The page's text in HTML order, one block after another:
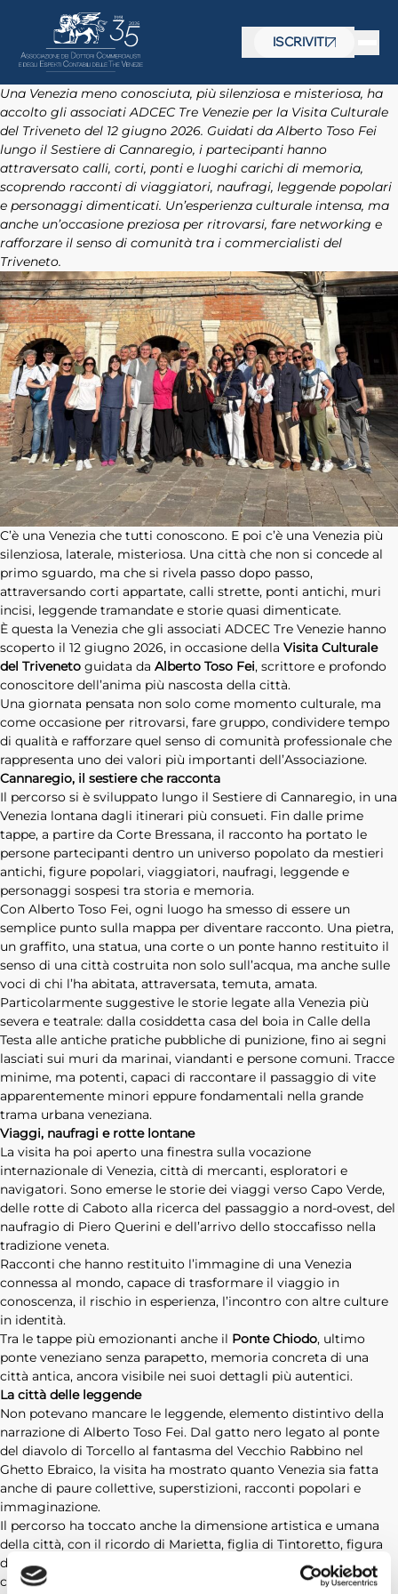
ISCRIVITI
Una Venezia meno conosciuta, più silenziosa e misteriosa, ha
accolto gli associati ADCEC Tre Venezie per la Visita Culturale
del Triveneto del 12 giugno 2026. Guidati da Alberto Toso Fei
lungo il Sestiere di Cannaregio, i partecipanti hanno
attraversato calli, corti, ponti e luoghi carichi di memoria,
scoprendo racconti di viaggiatori, naufragi, leggende popolari
e personaggi dimenticati. Un’esperienza culturale intensa, ma
anche un’occasione preziosa per ritrovarsi, fare networking e
rafforzare il senso di comunità tra i commercialisti del
Triveneto.
C’è una Venezia che tutti conoscono. E poi c’è una Venezia più
silenziosa, laterale, misteriosa. Una città che non si concede al
primo sguardo, ma che si rivela passo dopo passo,
attraversando corti appartate, calli strette, ponti antichi, muri
incisi, leggende tramandate e storie quasi dimenticate.
È questa la Venezia che gli associati ADCEC Tre Venezie hanno
scoperto il 12 giugno 2026, in occasione della Visita Culturale
del Triveneto guidata da Alberto Toso Fei, scrittore e profondo
conoscitore dell’anima più nascosta della città.
Una giornata pensata non solo come momento culturale, ma
come occasione per ritrovarsi, fare gruppo, condividere tempo
di qualità e rafforzare quel senso di comunità professionale che
rappresenta uno dei valori più importanti dell’Associazione.
Cannaregio, il sestiere che racconta
Il percorso si è sviluppato lungo il Sestiere di Cannaregio, in una
Venezia lontana dagli itinerari più consueti. Fin dalle prime
tappe, a partire da Corte Bressana, il racconto ha portato le
persone partecipanti dentro un universo popolato da mestieri
antichi, figure popolari, viaggiatori, naufragi, leggende e
personaggi sospesi tra storia e memoria.
Con Alberto Toso Fei, ogni luogo ha smesso di essere un
semplice punto sulla mappa per diventare racconto. Una pietra,
un graffito, una statua, una corte o un ponte hanno restituito il
senso di una città costruita non solo sull’acqua, ma anche sulle
voci di chi l’ha abitata, attraversata, temuta, amata.
Particolarmente suggestive le storie legate alla Venezia più
severa e teatrale: dalla cosiddetta casa del boia in Calle della
Testa alle antiche pratiche pubbliche di punizione, fino ai segni
lasciati sui muri da marinai, viandanti e persone comuni. Tracce
minime, ma potenti, capaci di raccontare il passaggio di vite
apparentemente minori eppure fondamentali nella grande
trama urbana veneziana.
Viaggi, naufragi e rotte lontane
La visita ha poi aperto una finestra sulla vocazione
internazionale di Venezia, città di mercanti, esploratori e
navigatori. Sono emerse le storie dei viaggi verso Capo Verde,
delle rotte di Caboto alla ricerca del passaggio a nord-ovest, del
naufragio di Piero Querini e dell’arrivo dello stoccafisso nella
tradizione veneta.
Racconti che hanno restituito l’immagine di una Venezia
connessa al mondo, capace di trasformare il viaggio in
conoscenza, il rischio in esperienza, l’incontro con altre culture
in identità.
Tra le tappe più emozionanti anche il Ponte Chiodo, ultimo
ponte veneziano senza parapetto, memoria concreta di una
città antica, ancora visibile nei suoi dettagli più autentici.
La città delle leggende
Non potevano mancare le leggende, elemento distintivo della
narrazione di Alberto Toso Fei. Dal gatto nero legato al ponte
del diavolo di Torcello al fantasma del Vecchio Rabbino nel
Ghetto Ebraico, la visita ha mostrato quanto Venezia sia fatta
anche di paure collettive, superstizioni, racconti popolari e
immaginazione.
Il percorso ha toccato anche la dimensione artistica e umana
della città, con il ricordo di Marietta, figlia di Tintoretto, figura
delicata e intensa, e con le statue dei Mori, presenze scolpite
che sembrano ancora osservare chi attraversa Cannaregio,